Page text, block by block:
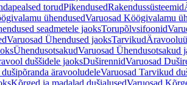
torudPikendusedRakendussüsteemid
ühendusedVaruosad Köögivalamu
seadmetele jaoksTorupõlvsifoonid
Varuosad Ühendused jaoksTarvikud
ÜhendusotsakudVaruosad Ühendusotsakud
duššidele jaoksDuširennidVaruosad
äravooludeleVaruosad Tarvikud
Kõrged ja madalad dušialusedVaruosad